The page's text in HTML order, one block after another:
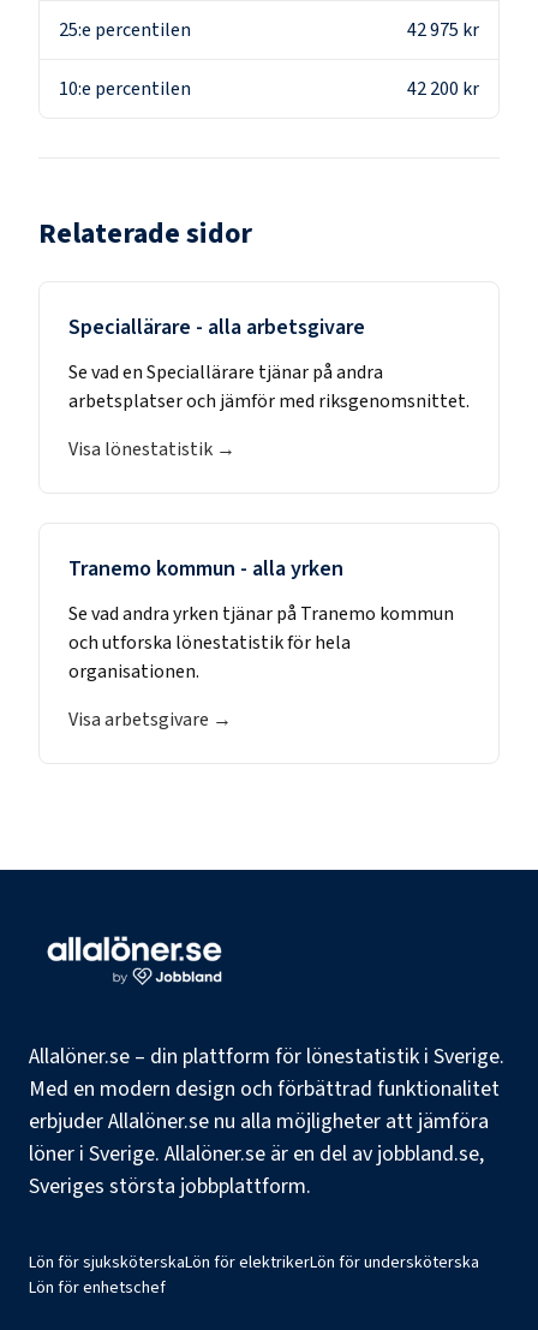
25:e percentilen 42 975 kr
10:e percentilen 42 200 kr
Relaterade sidor
Speciallärare - alla arbetsgivare
Se vad enSpeciallärare tjänar på andra
arbetsplatser och jämför med riksgenomsnittet.
Visa lönestatistik →
Tranemo kommun - alla yrken
Se vad andra yrken tjänar på Tranemo kommun
och utforska lönestatistik för hela
organisationen.
Visa arbetsgivare →
Allalöner.se – din plattform för lönestatistik i Sverige.
Med en modern design och förbättrad funktionalitet
erbjuder Allalöner.se nu alla möjligheter att jämföra
löner i Sverige. Allalöner.se är en del av jobbland.se,
Sveriges största jobbplattform.
Lön för sjuksköterskaLön för elektrikerLön för undersköterska
Lön för enhetschef